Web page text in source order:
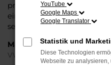
preislichen Nachlass
ein Unternehmen mit
setzen.
Marken
VW
YouTube
Google Maps
Google Translator
Statistik und
Diese Technologien
Webseite zu